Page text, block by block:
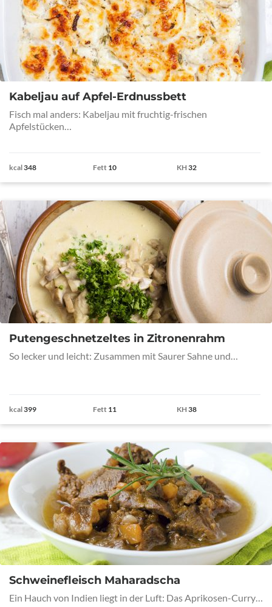
Kabeljau auf Apfel-Erdnussbett
Fisch mal anders: Kabeljau mit fruchtig-frischen
Apfelstücken…
kcal348 Fett 10 KH32
Putengeschnetzeltes in Zitronenrahm
So lecker und leicht: Zusammen mit Saurer Sahne und…
kcal399 Fett 11 KH38
Schweinefleisch Maharadscha
Ein Hauch von Indien liegt in der Luft: Das Aprikosen-Curry…